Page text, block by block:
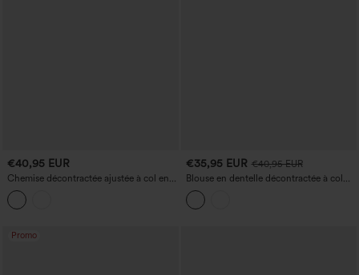
€40,95 EUR
Chemise décontractée ajustée à col en
V, manches longues et ourlet arrondi.
€35,95 EUR €40,95 EUR
Blouse en dentelle décontractée à col
halter et dos nu, ourlet à volants,
soutien-gorge intégré
Promo